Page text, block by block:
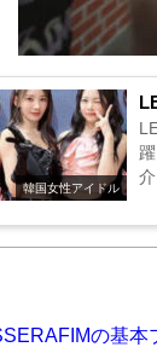
韓国女性アイドル
の基本